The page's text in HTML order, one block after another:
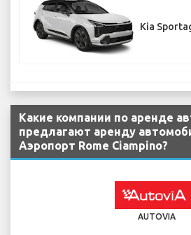
Kia
Какие компании по аренде
предлагают аренду
Аэропорт Rome Ciampino?
AUTOVIA